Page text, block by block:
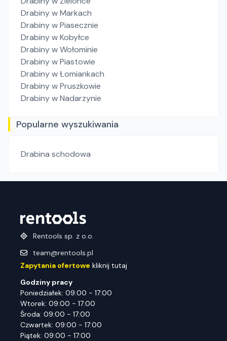
Drabinyw Markach
Drabinyw Piasecznie
Drabinyw Kobyłce
Drabinyw Wołominie
Drabinyw Piastowie
Drabinyw Łomiankach
Drabinyw Pruszkowie
Drabinyw Nadarzynie
Popularne wyszukiwania
Drabina schodowa
Rentools sp. z o.o.
team@rentools.pl
Zapytania ofertowe kliknij tutaj
Godziny pracy
Poniedziałek: 09:00 - 17:00
Wtorek: 09:00 - 17:00
Środa: 09:00 - 17:00
Czwartek: 09:00 - 17:00
Piątek: 09:00 - 17:00